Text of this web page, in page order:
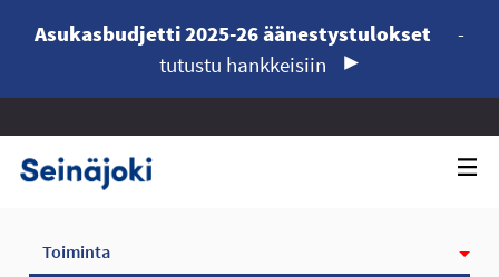
Asukasbudjetti 2025-26 äänestystulokset
-
tutustu hankkeisiin
Toiminta